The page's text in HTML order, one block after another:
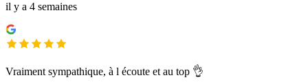
il y a 4 semaines
Vraiment sympathique, à l écoute et au top 👌